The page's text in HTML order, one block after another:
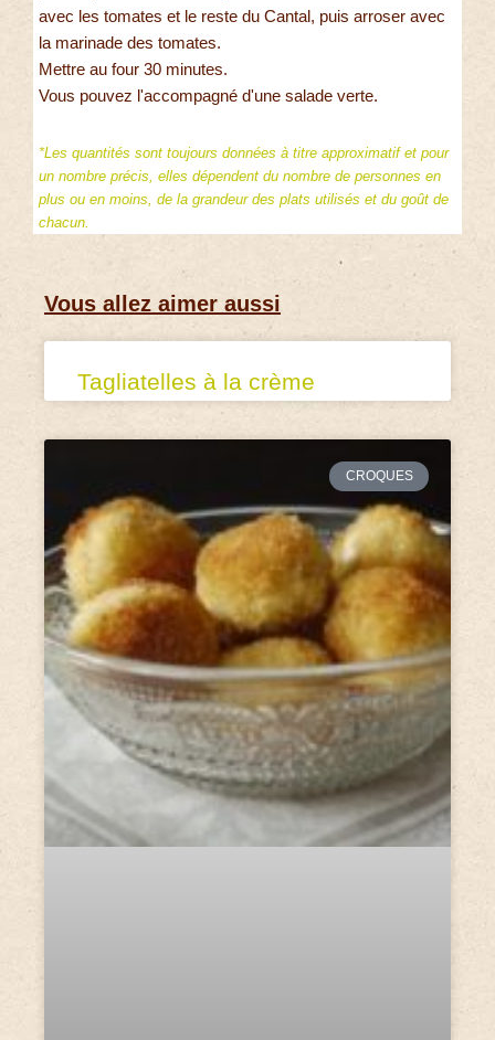
avec les tomates et le reste du Cantal, puis arroser avec
la marinade des tomates.
Mettre au four 30 minutes.
Vous pouvez l'accompagné d'une salade verte.
*Les quantités sont toujours données à titre approximatif et pour
un nombre précis, elles dépendent du nombre de personnes en
plus ou en moins, de la grandeur des plats utilisés et du goût de
chacun.
Vous allez aimer aussi
Tagliatelles à la crème
CROQUES